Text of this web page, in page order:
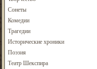
Сонеты
Комедии
Трагедии
Исторические хроники
Поэзия
Театр Шекспира